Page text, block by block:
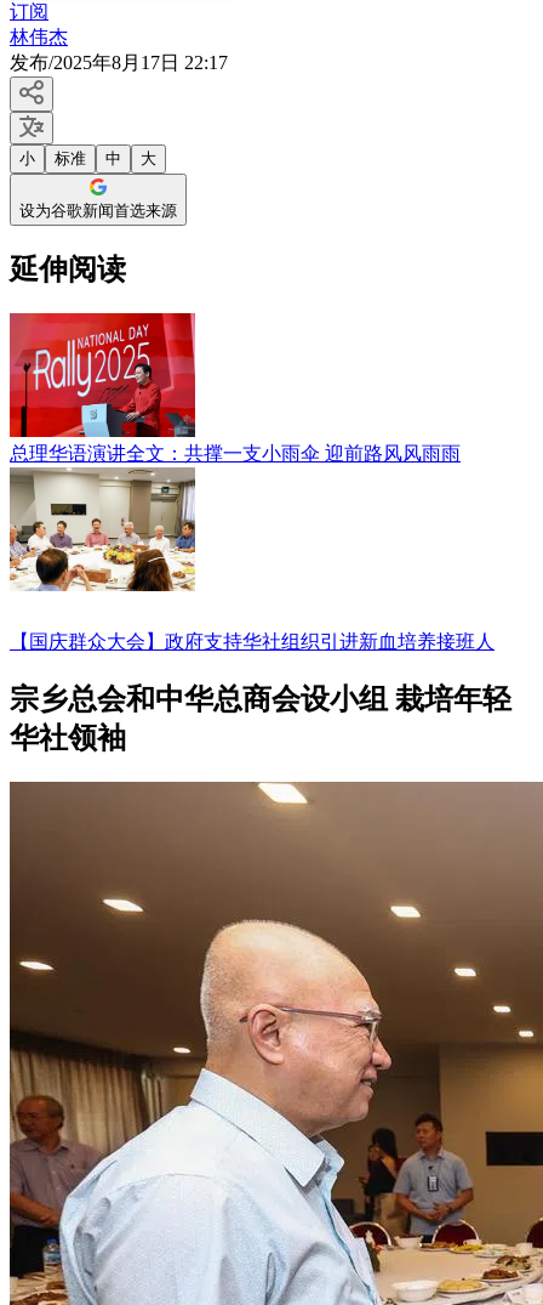
订阅
林伟杰
发布/2025年8月17日 22:17
小 标准 中 大
设为谷歌新闻首选来源
延伸阅读
总理华语演讲全文：共撑一支小雨伞 迎前路风风雨雨
【国庆群众大会】政府支持华社组织引进新血培养接班人
宗乡总会和中华总商会设小组 栽培年轻
华社领袖